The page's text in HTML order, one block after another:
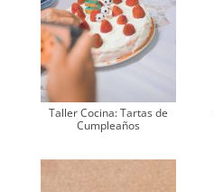
Taller Cocina: Tartas de
Cumpleaños